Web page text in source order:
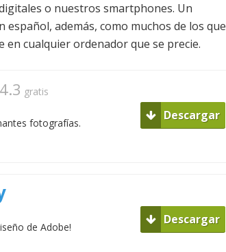
o nuestros smartphones. Un
además, como muchos de los que
cualquier ordenador que se precie.
4.3 gratis
fotografías.
Descargar
de Adobe!
Descargar